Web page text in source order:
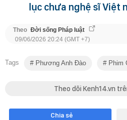
lục chưa nghệ sĩ Việt
Theo Đời sống Pháp luật
09/06/2026 20:24 (GMT +7)
Tags Phương Anh Đào Phim
Theo dõi Kenh14.vn
Chia sẻ